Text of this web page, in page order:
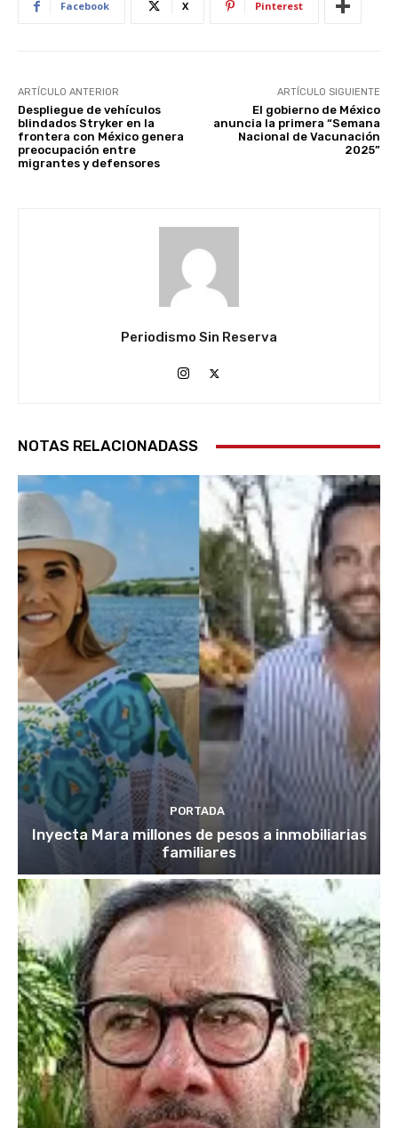
Facebook X Pinterest
ARTÍCULO ANTERIOR
Despliegue de vehículos
blindados Stryker en la
frontera con México genera
preocupación entre
migrantes y defensores
ARTÍCULO SIGUIENTE
El gobierno de México
anuncia la primera “Semana
Nacional de Vacunación
2025”
Periodismo Sin Reserva
NOTAS RELACIONADASS
PORTADA
Inyecta Mara millones de pesos a inmobiliarias
familiares